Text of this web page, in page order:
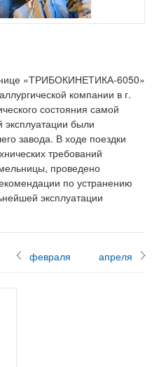
«ТРИБОКИНЕТИКА-6050»
компании в г.
состояния самой
были
завода. В ходе поездки
требований
проведено
по устранению
эксплуатации
февраля апреля